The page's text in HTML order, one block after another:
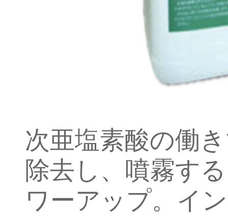
次亜塩素酸の働
除去し、噴霧す
ワーアップ。イ